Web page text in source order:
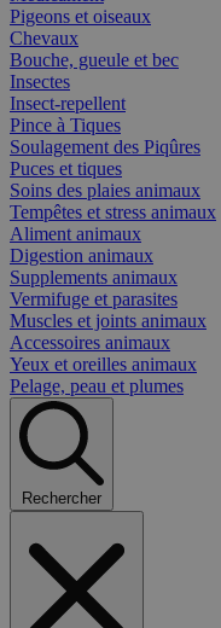
Pigeons et oiseaux
Chevaux
Bouche, gueule et bec
Insectes
Insect-repellent
Pince à Tiques
Soulagement des Piqûres
Puces et tiques
Soins des plaies animaux
Tempêtes et stress animaux
Aliment animaux
Digestion animaux
Supplements animaux
Vermifuge et parasites
Muscles et joints animaux
Accessoires animaux
Yeux et oreilles animaux
Pelage, peau et plumes
Rechercher